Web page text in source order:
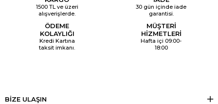
1500 TL ve üzeri
alışverişlerde.
30 gün içinde iade
garantisi.
ÖDEME
KOLAYLIĞI
Kredi Kartına
taksit imkanı.
MÜŞTERİ
HİZMETLERİ
Hafta içi 09:00-
18:00
BİZE ULAŞIN